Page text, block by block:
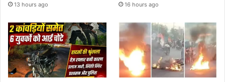
13 hours ago 16 hours ago